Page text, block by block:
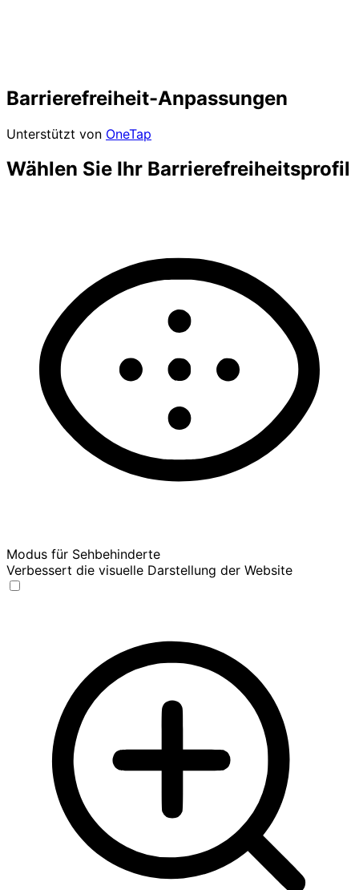
Barrierefreiheit-Anpassungen
Unterstützt von OneTap
Wählen Sie Ihr Barrierefreiheitsprofil
Modus für Sehbehinderte
Verbessert die visuelle Darstellung der Website